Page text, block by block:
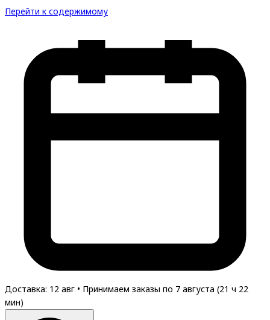
Перейти к содержимому
Доставка: 12 авг • Принимаем заказы по 7 августа (21 ч 22
мин)